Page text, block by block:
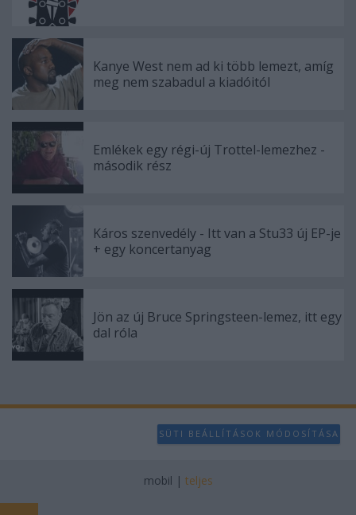
Kanye West nem ad ki több lemezt, amíg
meg nem szabadul a kiadóitól
Emlékek egy régi-új Trottel-lemezhez -
második rész
Káros szenvedély - Itt van a Stu33 új EP-je
+ egy koncertanyag
Jön az új Bruce Springsteen-lemez, itt egy
dal róla
SÜTI BEÁLLÍTÁSOK MÓDOSÍTÁSA
mobil | teljes